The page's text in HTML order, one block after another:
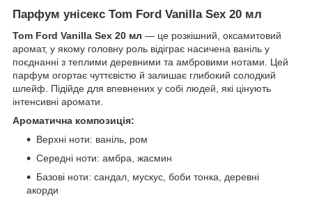
Парфум унісекс Tom Ford Vanilla Sex 20 мл
Tom Ford Vanilla Sex 20 мл — це розкішний, оксамитовий
аромат, у якому головну роль відіграє насичена ваніль у
поєднанні з теплими деревними та амбровими нотами. Цей
парфум огортає чуттєвістю й залишає глибокий солодкий
шлейф. Підійде для впевнених у собі людей, які цінують
інтенсивні аромати.
Ароматична композиція:
Верхні ноти: ваніль, ром
Середні ноти: амбра, жасмин
Базові ноти: сандал, мускус, боби тонка, деревні
акорди